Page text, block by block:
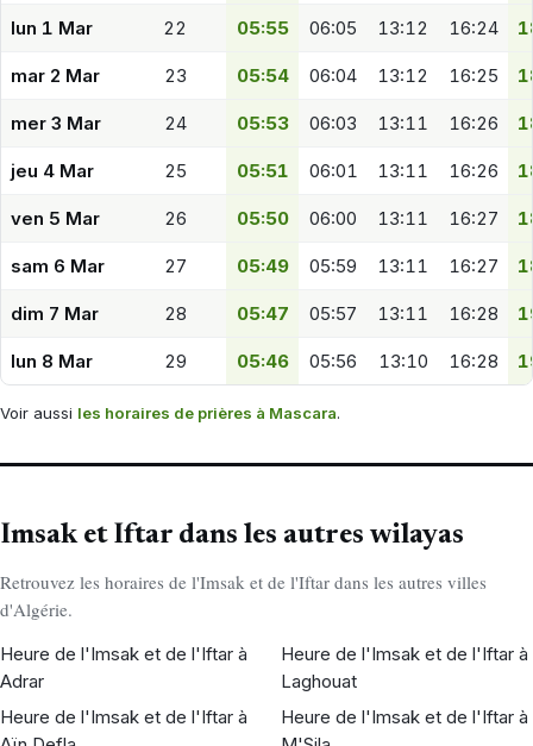
lun 1 Mar 22 05:55 06:05 13:12 16:24
mar 2 Mar 23 05:54 06:04 13:12 16:25
mer 3 Mar 24 05:53 06:03 13:11 16:26
jeu 4 Mar 25 05:51 06:01 13:11 16:26
ven 5 Mar 26 05:50 06:00 13:11 16:27
sam 6 Mar 27 05:49 05:59 13:11 16:27
dim 7 Mar 28 05:47 05:57 13:11 16:28
lun 8 Mar 29 05:46 05:56 13:10 16:28
Voir aussi les horaires de prières à Mascara.
Imsak et Iftar dans les autres wilayas
Retrouvez les horaires de l'Imsak et de l'Iftar dans les autres villes
d'Algérie.
Heure de l'Imsak et de l'Iftar à
Adrar
Heure de l'Imsak et de l'Iftar à
Heure de l'Imsak et de l'Iftar à
Laghouat
Heure de l'Imsak et de l'Iftar à